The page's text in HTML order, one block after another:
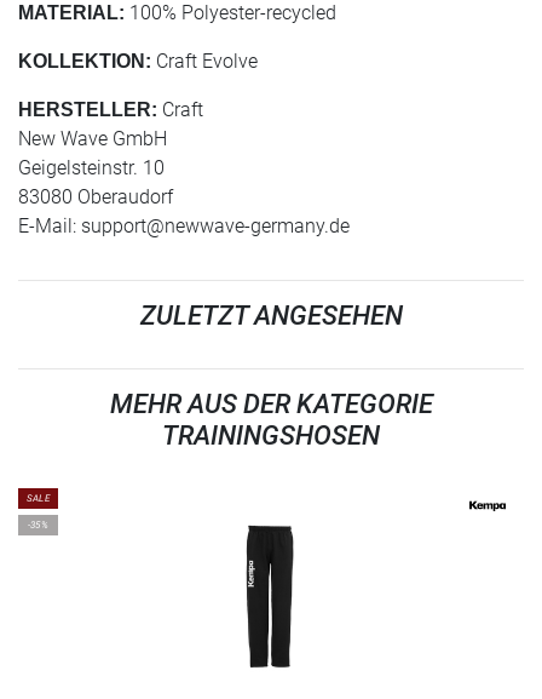
MATERIAL: 100% Polyester-recycled
KOLLEKTION: Craft Evolve
HERSTELLER: Craft
New Wave GmbH
Geigelsteinstr. 10
83080 Oberaudorf
E-Mail: support@newwave-germany.de
ZULETZT ANGESEHEN
MEHR AUS DER KATEGORIE
TRAININGSHOSEN
SALE
-35%